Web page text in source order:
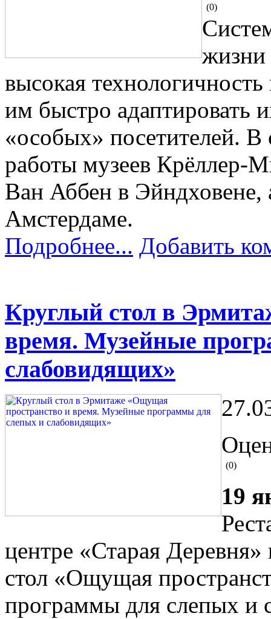
(0)
жизни
высокая
им быстро адаптировать
«особых» посетителей. В
работы музеев Крёллер-
Ван Аббен в Эйндховене,
Амстердаме.
Подробнее... Добавить
Круглый стол в
время. Музейные
слабовидящих»
(0)
19
центре «Старая
стол «Ощущая
программы для слепых и